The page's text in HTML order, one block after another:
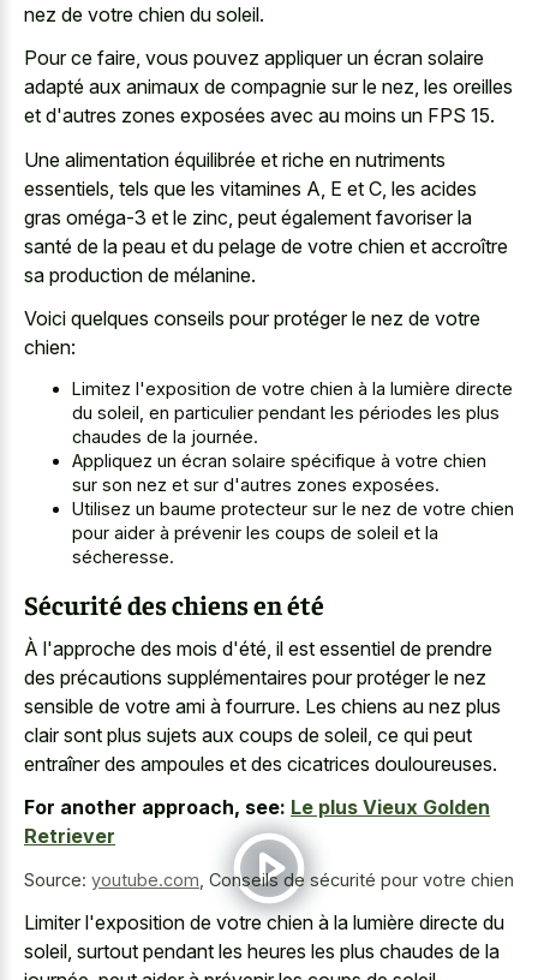
nez de votre chien du soleil.
Pour ce faire, vous pouvez appliquer un écran solaire
adapté aux animaux de compagnie sur le nez, les oreilles
et d'autres zones exposées avec au moins un FPS 15.
Une alimentation équilibrée et riche en nutriments
essentiels, tels que les vitamines A, E et C, les acides
gras oméga-3 et le zinc, peut également favoriser la
santé de la peau et du pelage de votre chien et accroître
sa production de mélanine.
Voici quelques conseils pour protéger le nez de votre
chien:
Limitez l'exposition de votre chien à la lumière directe
du soleil, en particulier pendant les périodes les plus
chaudes de la journée.
Appliquez un écran solaire spécifique à votre chien
sur son nez et sur d'autres zones exposées.
Utilisez un baume protecteur sur le nez de votre chien
pour aider à prévenir les coups de soleil et la
sécheresse.
Sécurité des chiens en été
À l'approche des mois d'été, il est essentiel de prendre
des précautions supplémentaires pour protéger le nez
sensible de votre ami à fourrure. Les chiens au nez plus
clair sont plus sujets aux coups de soleil, ce qui peut
entraîner des ampoules et des cicatrices douloureuses.
For another approach, see: Le plus Vieux Golden
Retriever
Source: youtube.com Conseils de sécurité pour votre chien
Limiter l'exposition de votre chien à la lumière directe du
soleil, surtout pendant les heures les plus chaudes de la